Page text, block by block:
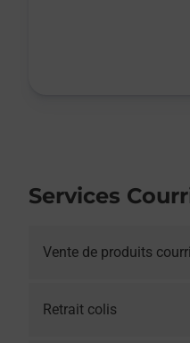
Services
Vente de produits
Retrait colis